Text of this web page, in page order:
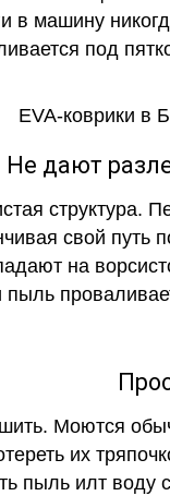
в машину
под
Не дают
структура.
свой
на
пыль
Моются
их
пыль илт воду